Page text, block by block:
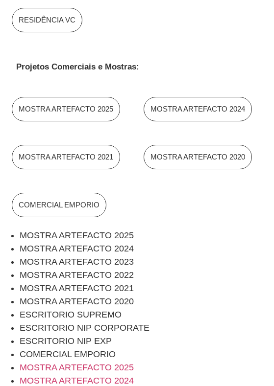
RESIDÊNCIA VC
Projetos Comerciais e Mostras:
MOSTRA ARTEFACTO 2025 MOSTRA ARTEFACTO 2024
MOSTRA ARTEFACTO 2021 MOSTRA ARTEFACTO 2020
COMERCIAL EMPORIO
MOSTRA ARTEFACTO 2025
MOSTRA ARTEFACTO 2024
MOSTRA ARTEFACTO 2023
MOSTRA ARTEFACTO 2022
MOSTRA ARTEFACTO 2021
MOSTRA ARTEFACTO 2020
ESCRITORIO SUPREMO
ESCRITORIO NIP CORPORATE
ESCRITORIO NIP EXP
COMERCIAL EMPORIO
MOSTRA ARTEFACTO 2025
MOSTRA ARTEFACTO 2024